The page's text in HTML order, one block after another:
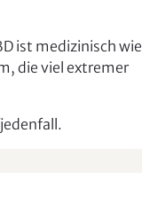
ist medizinisch wie
die viel extremer